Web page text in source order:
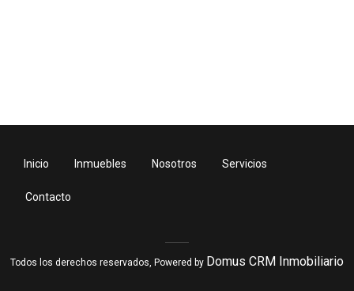
Inicio Inmuebles Nosotros Servicios
Contacto
Todos los derechos reservados, Powered by Domus CRM Inmobiliario